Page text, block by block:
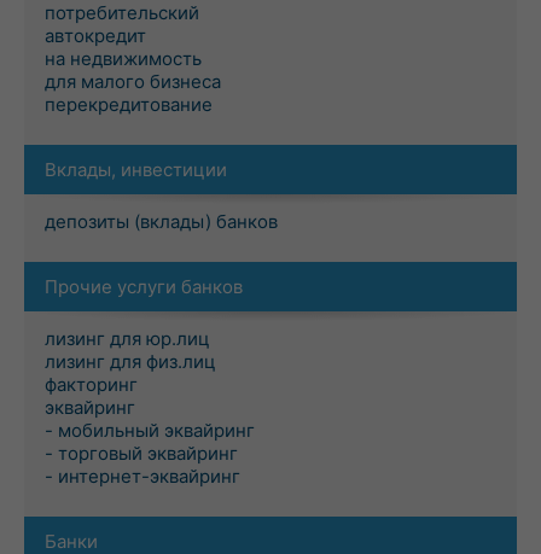
потребительский
автокредит
на недвижимость
для малого бизнеса
перекредитование
Вклады, инвестиции
депозиты (вклады) банков
Прочие услуги банков
лизинг для юр.лиц
лизинг для физ.лиц
факторинг
эквайринг
- мобильный эквайринг
- торговый эквайринг
- интернет-эквайринг
Банки